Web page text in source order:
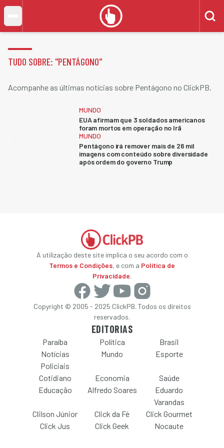
TUDO SOBRE: "PENTÁGONO"
Acompanhe as últimas notícias sobre Pentágono no ClickPB.
MUNDO
EUA afirmam que 3 soldados americanos
foram mortos em operação no Irã
MUNDO
Pentágono irá remover mais de 26 mil
imagens com conteúdo sobre diversidade
após ordem do governo Trump
A utilização deste site implica o seu acordo com o
Termos e Condições, e com a Política de
Privacidade.
Copyright © 2005 - 2025 ClickPB. Todos os direitos
reservados.
EDITORIAS
Paraíba Política
Brasil
Notícias
Policiais
Mundo Esporte
Cotidiano Economia
Saúde
Educação
Alfredo Soares
Eduardo
Varandas
Clilson Júnior
Click da Fé
Click Gourmet
Click Jus
Click Geek Nocaute